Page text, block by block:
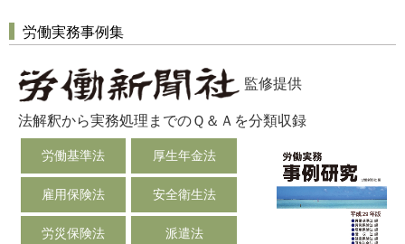
労働実務事例集
監修提供
法解釈から実務処理までのＱ＆Ａを分類収録
労働基準法 厚生年金法
雇用保険法 安全衛生法
労災保険法 派遣法